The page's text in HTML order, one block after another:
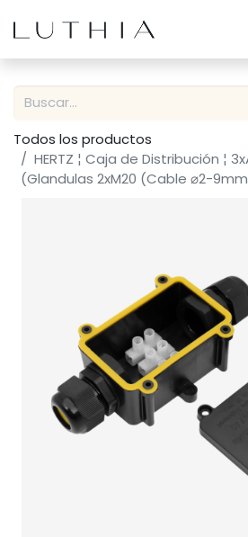
Todos los productos
HERTZ ¦ Caja de Distribución ¦
(Glandulas 2xM20 (Cable ⌀2-